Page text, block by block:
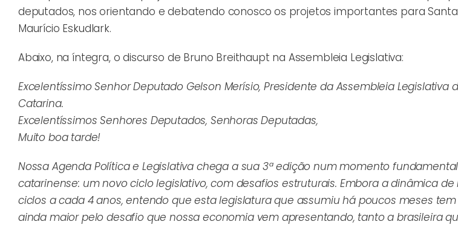
deputados, nos orientando e debatendo conosco os projetos importantes para Santa
Maurício Eskudlark.
Abaixo, na íntegra, o discurso de Bruno Breithaupt na Assembleia Legislativa:
Excelentíssimo Senhor Deputado Gelson Merísio, Presidente da Assembleia Legislativa
Catarina.
Excelentíssimos Senhores Deputados, Senhoras Deputadas,
Muito boa tarde!
Nossa Agenda Política e Legislativa chega a sua 3ª edição num momento
catarinense: um novo ciclo legislativo, com desafios estruturais. Embora a dinâmica
ciclos a cada 4 anos, entendo que esta legislatura que assumiu há poucos meses
ainda maior pelo desafio que nossa economia vem apresentando, tanto a brasileira